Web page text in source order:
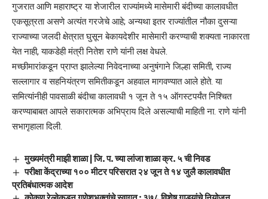
गुजरात आणि महाराष्ट्र या शेजारील राज्यांमध्ये मासेमारी बंदीच्या कालावधीत
एकसूत्रता असणे अत्यंत गरजेचे आहे; अन्यथा इतर राज्यांतील नौका दुसऱ्या
राज्याच्या जलदी क्षेत्रात घुसून बेकायदेशीर मासेमारी करण्याची शक्यता नाकारता
येत नाही, याकडेही मंत्री नितेश राणे यांनी लक्ष वेधले.
मच्छीमारांकडून प्राप्त झालेल्या निवेदनाच्या अनुषंगाने जिल्हा समिती, राज्य
सल्लागार व सहनियंत्रण समितीकडून अहवाल मागवण्यात आले होते. या
समित्यांनीही पावसाळी बंदीचा कालावधी १ जून ते १५ ऑगस्टपर्यंत निश्चित
करण्याबाबत आपले सकारात्मक अभिप्राय दिले असल्याची माहिती ना. राणे यांनी
सभागृहाला दिली.
मुख्यमंत्री माझी शाळा | जि. प. च्या लांजा शाळा क्र. ५ ची निवड
परीक्षा केंद्राच्या १०० मीटर परिसरात २४ जून ते १४ जुलै कालावधीत
प्रतिबंधात्मक आदेश